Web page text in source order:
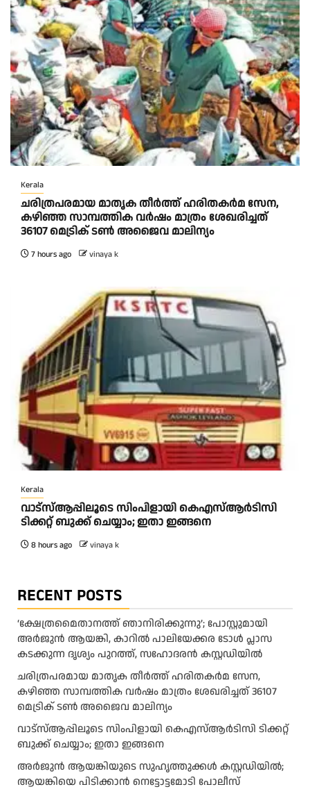
Kerala
ചരിത്രപരമായ മാതൃക തീര്‍ത്ത് ഹരിതകര്‍മ സേന,
കഴിഞ്ഞ സാമ്പത്തിക വര്‍ഷം മാത്രം ശേഖരിച്ചത്
36107 മെട്രിക് ടണ്‍ അജൈവ മാലിന്യം
7 hours ago vinaya k
Kerala
വാട്‌സ്ആപ്പിലൂടെ സിംപിളായി കെഎസ്ആര്‍ടിസി
ടിക്കറ്റ് ബുക്ക് ചെയ്യാം; ഇതാ ഇങ്ങനെ
8 hours ago vinaya k
RECENT POSTS
‘ക്ഷേത്രമൈതാനത്ത് ഞാനിരിക്കുന്നു’; പോസ്റ്റുമായി
അർജുൻ ആയങ്കി, കാറിൽ പാലിയേക്കര ടോൾ പ്ലാസ
കടക്കുന്ന ദൃശ്യം പുറത്ത്, സഹോദരൻ കസ്റ്റഡിയിൽ
ചരിത്രപരമായ മാതൃക തീര്‍ത്ത് ഹരിതകര്‍മ സേന,
കഴിഞ്ഞ സാമ്പത്തിക വര്‍ഷം മാത്രം ശേഖരിച്ചത് 36107
മെട്രിക് ടണ്‍ അജൈവ മാലിന്യം
വാട്‌സ്ആപ്പിലൂടെ സിംപിളായി കെഎസ്ആര്‍ടിസി ടിക്കറ്റ്
ബുക്ക് ചെയ്യാം; ഇതാ ഇങ്ങനെ
അർജുൻ ആയങ്കിയുടെ സുഹൃത്തുക്കൾ കസ്റ്റഡിയിൽ;
ആയങ്കിയെ പിടിക്കാൻ നെട്ടോട്ടമോടി പോലീസ്